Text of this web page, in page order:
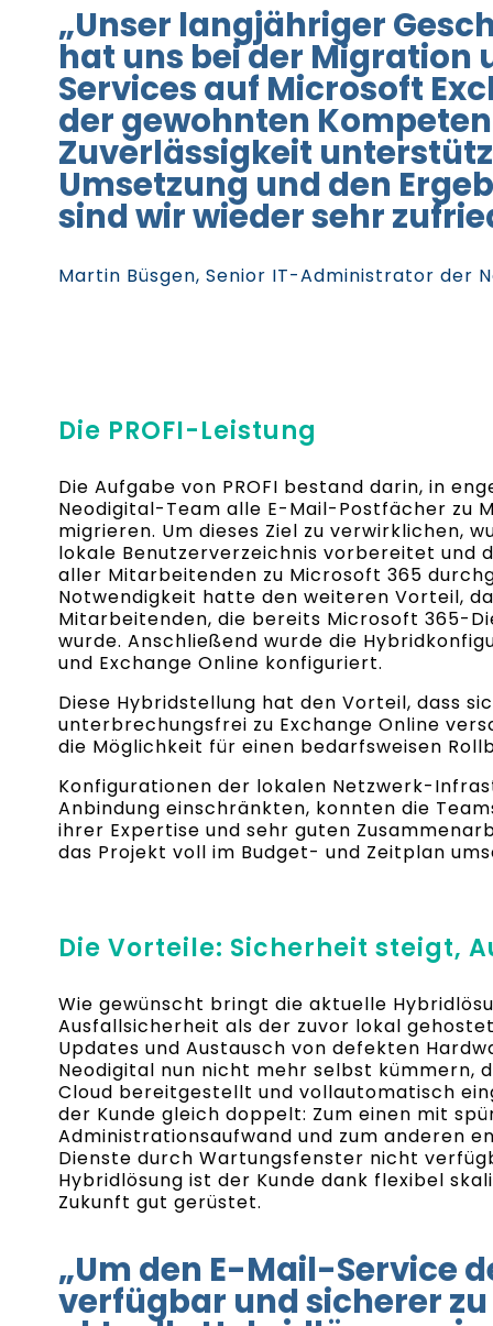
„Unser langjähriger
hat uns bei der Migration
Services auf Microsoft
der gewohnten
Zuverlässigkeit
Umsetzung und den
sind wir wieder sehr
Martin Büsgen, Senior IT-Administrator der
Die PROFI-Leistung
Die Aufgabe von PROFI bestand darin, in
Neodigital-Team alle E-Mail-Postfächer zu
migrieren. Um dieses Ziel zu verwirklichen,
lokale Benutzerverzeichnis vorbereitet und
aller Mitarbeitenden zu Microsoft 365
Notwendigkeit hatte den weiteren Vorteil,
Mitarbeitenden, die bereits Microsoft 365-
wurde. Anschließend wurde die
und Exchange Online konfiguriert.
Diese Hybridstellung hat den Vorteil, dass
unterbrechungsfrei zu Exchange Online
die Möglichkeit für einen bedarfsweisen
Konfigurationen der lokalen Netzwerk-
Anbindung einschränkten, konnten die
ihrer Expertise und sehr guten
das Projekt voll im Budget- und Zeitplan
Die Vorteile: Sicherheit steigt,
Wie gewünscht bringt die aktuelle
Ausfallsicherheit als der zuvor lokal
Updates und Austausch von defekten
Neodigital nun nicht mehr selbst kümmern,
Cloud bereitgestellt und vollautomatisch
der Kunde gleich doppelt: Zum einen mit
Administrationsaufwand und zum anderen
Dienste durch Wartungsfenster nicht
Hybridlösung ist der Kunde dank flexibel
Zukunft gut gerüstet.
„Um den E-Mail-Service
verfügbar und sicherer